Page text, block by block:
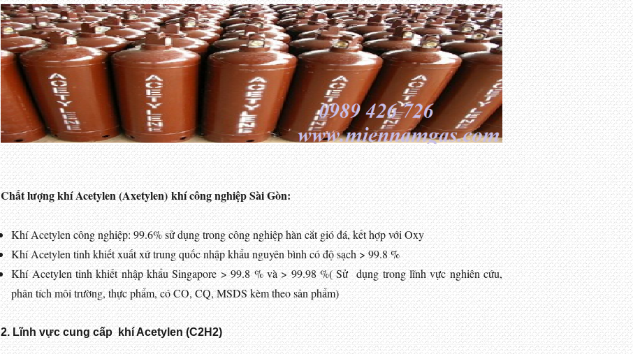
Chất lượng khí Acetylen (Axetylen) khí công nghiệp Sài Gòn:
Khí Acetylen công nghiệp: 99.6% sử dụng trong công nghiệp hàn cắt gió đá, kết hợp với Oxy
Khí Acetylen tinh khiết xuất xứ trung quốc nhập khẩu nguyên bình có độ sạch > 99.8 %
Khí Acetylen tinh khiết nhập khẩu Singapore > 99.8 % và > 99.98 %( Sử dụng trong lĩnh vực nghiên cứu,
phân tích môi trường, thực phẩm, có CO, CQ, MSDS kèm theo sản phẩm)
2. Lĩnh vực cung cấp khí Acetylen (C2H2)